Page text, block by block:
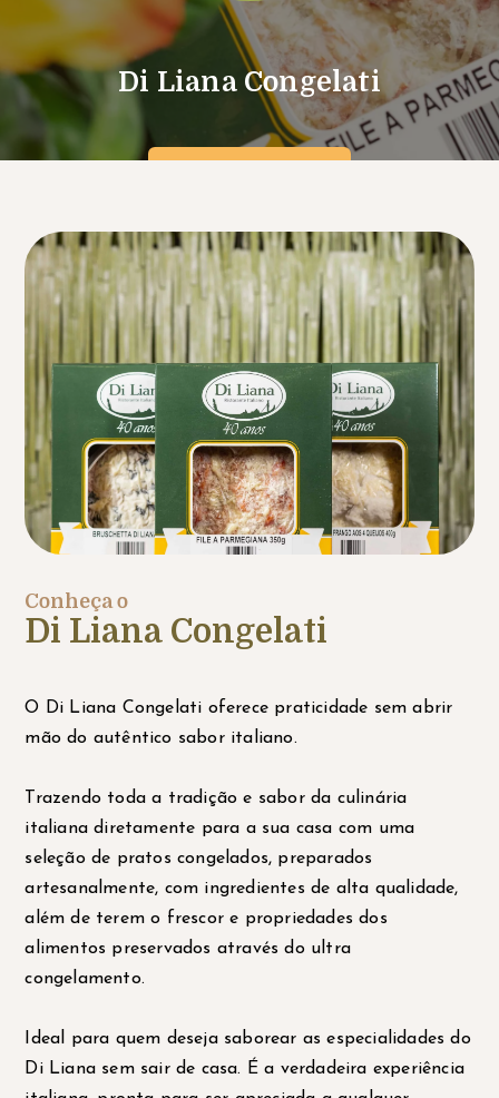
Di Liana Congelati
Conheça o
Di Liana Congelati
O Di Liana Congelati oferece praticidade sem abrir
mão do autêntico sabor italiano.
Trazendo toda a tradição e sabor da culinária
italiana diretamente para a sua casa com uma
seleção de pratos congelados, preparados
artesanalmente, com ingredientes de alta qualidade,
além de terem o frescor e propriedades dos
alimentos preservados através do ultra
congelamento.
Ideal para quem deseja saborear as especialidades do
Di Liana sem sair de casa. É a verdadeira experiência